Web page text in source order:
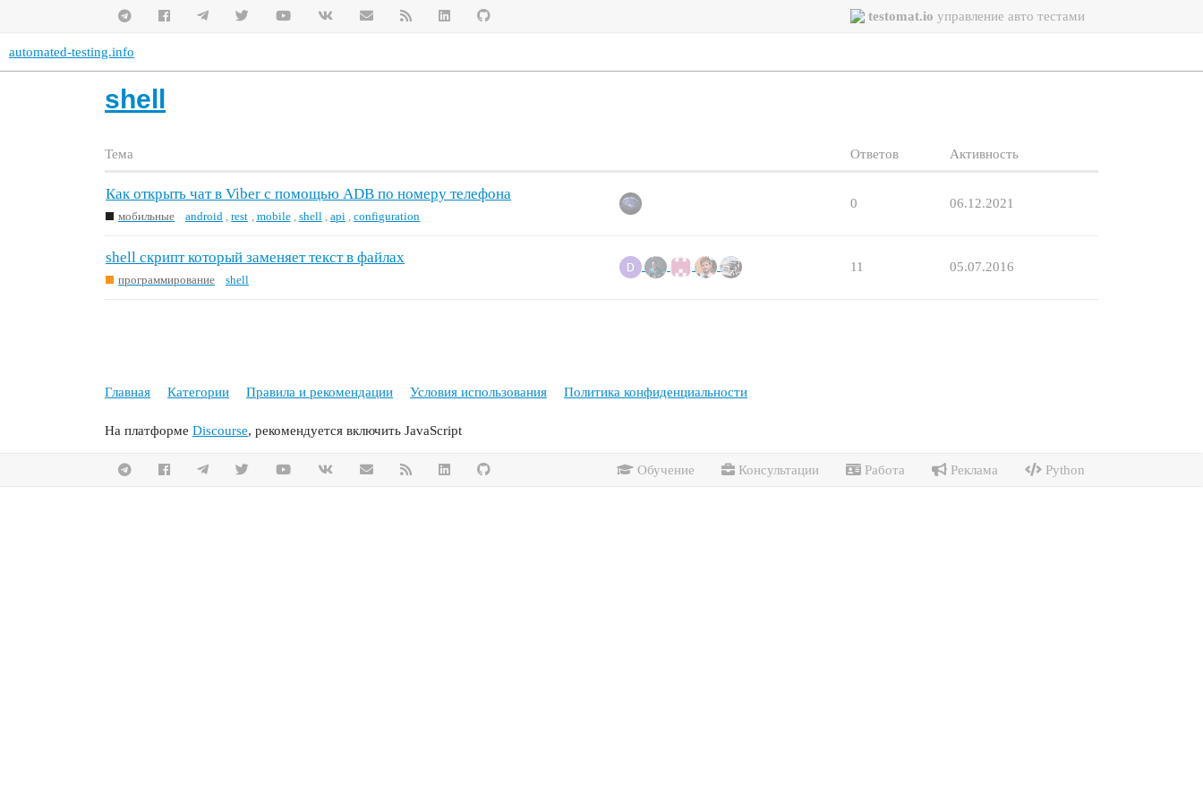
testomat.io управление авто тестами
automated-testing.info
shell
Тема Ответов Активность
Как открыть чат в Viber с помощью ADB по номеру телефона
мобильные android ,rest mobile shell ,api ,configuration
0 06.12.2021
shell скрипт который заменяет текст в файлах
программирование shell
11 05.07.2016
Главная Категории Правила и рекомендации Условия использования Политика конфиденциальности
На платформе Discourse, рекомендуется включить JavaScript
Python
Реклама
Работа
Консультации
Обучение